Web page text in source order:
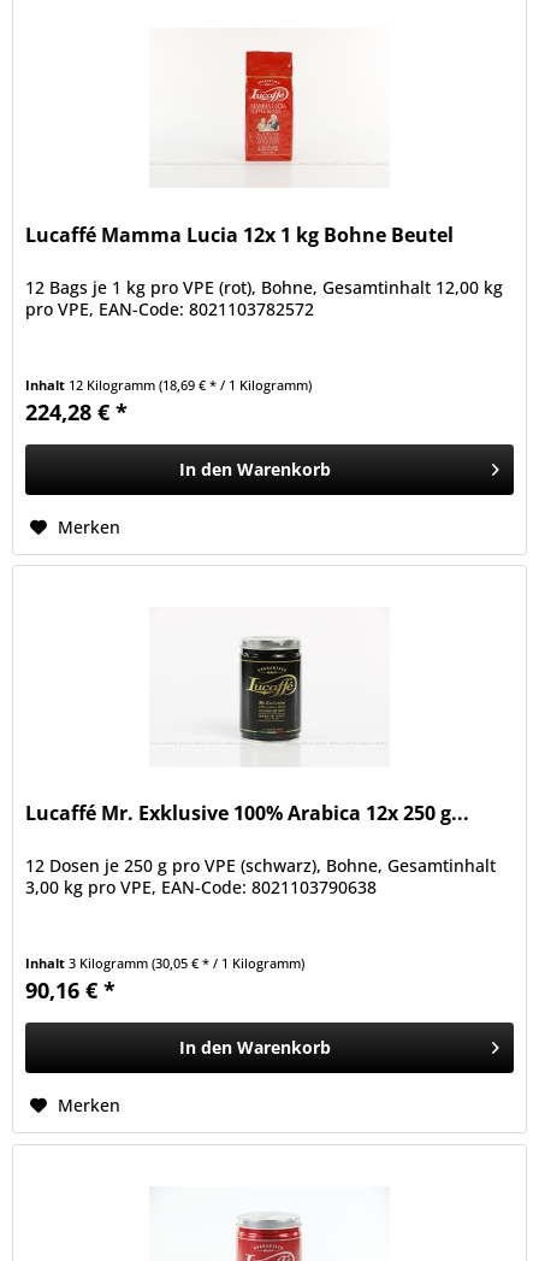
Lucaffé Mamma Lucia 12x 1 kg Bohne Beutel
12 Bags je 1 kg pro VPE (rot), Bohne, Gesamtinhalt 12,00 kg
pro VPE, EAN-Code: 8021103782572
Inhalt 12 Kilogramm(18,69 € * / 1 Kilogramm)
224,28 € *
In den Warenkorb
Merken
Lucaffé Mr. Exklusive 100% Arabica 12x 250 g...
12 Dosen je 250 g pro VPE (schwarz), Bohne, Gesamtinhalt
3,00 kg pro VPE, EAN-Code: 8021103790638
Inhalt3 Kilogramm(30,05 € * / 1 Kilogramm)
90,16 € *
In den Warenkorb
Merken